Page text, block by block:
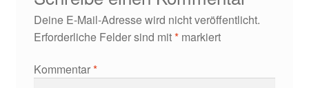
Deine E-Mail-Adresse wird nicht veröffentlicht.
Erforderliche Felder sind mit*markiert
Kommentar*